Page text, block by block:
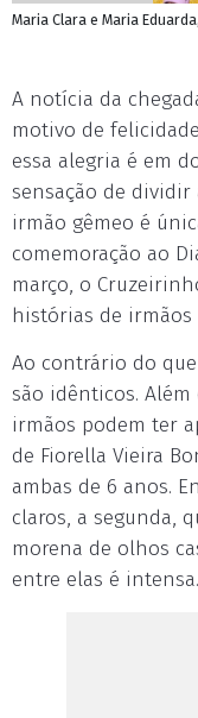
Maria Clara e Maria
A notícia da
motivo de
essa alegria é em
sensação de dividir
irmão gêmeo é
comemoração ao
março, o
histórias de irmãos
Ao contrário do
são idênticos.
irmãos podem ter
de Fiorella Vieira
ambas de 6 anos.
claros, a segunda,
morena de olhos
entre elas é intensa.